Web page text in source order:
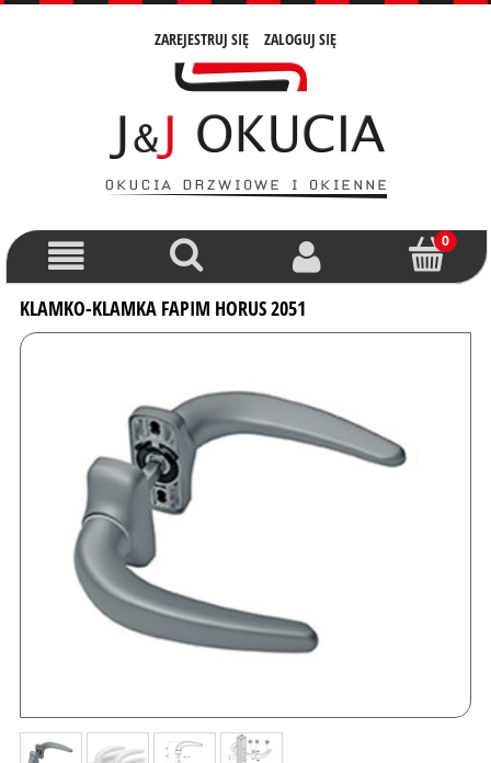
ZAREJESTRUJ SIĘ ZALOGUJ SIĘ
KLAMKO-KLAMKA FAPIM HORUS 2051